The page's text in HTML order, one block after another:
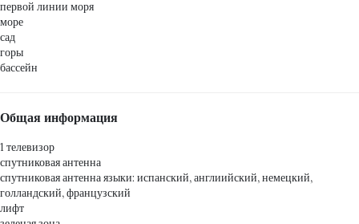
первой линии моря
море
сад
горы
бассейн
Общая информация
1 телевизор
спутниковая антенна
спутниковая антенна языки: испанский, англиийский, немецкий,
голландский, французский
лифт